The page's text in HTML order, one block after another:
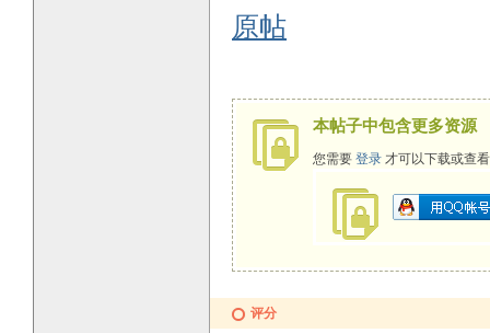
原帖
本帖子中包含更多资源
您需要 登录 才可以下载或查
评分